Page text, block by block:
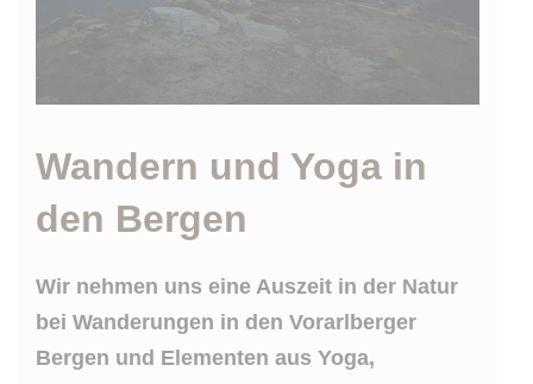
Wandern und Yoga in
den Bergen
Wir nehmen uns eine Auszeit in der Natur
bei Wanderungen in den Vorarlberger
Bergen und Elementen aus Yoga,